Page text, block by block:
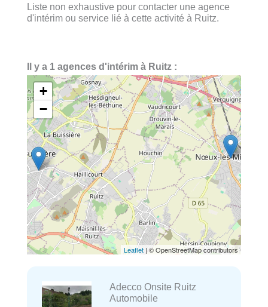
Liste non exhaustive pour contacter une agence
d'intérim ou service lié à cette activité à Ruitz.
Il y a 1 agences d'intérim à Ruitz :
+
−
Leaflet | © OpenStreetMap contributors
Adecco Onsite Ruitz
Automobile